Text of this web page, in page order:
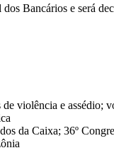
Bancários e será
violência e assédio;
da Caixa; 36º